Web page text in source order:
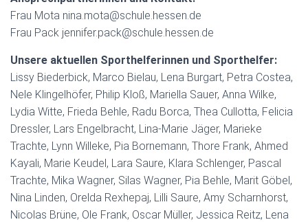
Frau Mota nina.mota@schule.hessen.de
Frau Pack jennifer.pack@schule.hessen.de
Unsere aktuellen Sporthelferinnen und Sporthelfer:
Lissy Biederbick, Marco Bielau, Lena Burgart, Petra Costea,
Nele Klingelhöfer, Philip Kloß, Mariella Sauer, Anna Wilke,
Lydia Witte, Frieda Behle, Radu Borca, Thea Cullotta, Felicia
Dressler, Lars Engelbracht, Lina-Marie Jäger, Marieke
Trachte, Lynn Willeke, Pia Bornemann, Thore Frank, Ahmed
Kayali, Marie Keudel, Lara Saure, Klara Schlenger, Pascal
Trachte, Mika Wagner, Silas Wagner, Pia Behle, Marit Göbel,
Nina Linden, Orelda Rexhepaj, Lilli Saure, Amy Scharnhorst,
Nicolas Brüne, Ole Frank, Oscar Müller, Jessica Reitz, Lena